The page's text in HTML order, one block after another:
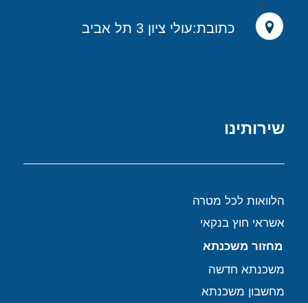
כתובת:עולי ציון 3 תל אביב
שירותינו
הלוואות לכל מטרה
אשראי חוץ בנקאי
מחזור משכנתא
משכנתא חדשה
מחשבון משכנתא